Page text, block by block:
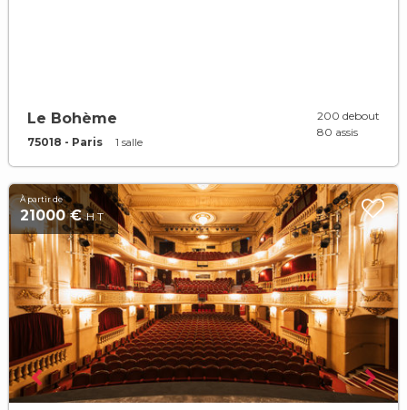
Le Bohème
75018 - Paris 1 salle
200 debout
80 assis
À partir de
21000 €H.T